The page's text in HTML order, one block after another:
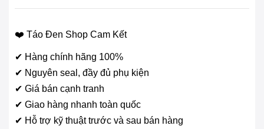
❤️ Táo Đen Shop Cam Kết
✔ Hàng chính hãng 100%
✔ Nguyên seal, đầy đủ phụ kiện
✔ Giá bán cạnh tranh
✔ Giao hàng nhanh toàn quốc
✔ Hỗ trợ kỹ thuật trước và sau bán hàng